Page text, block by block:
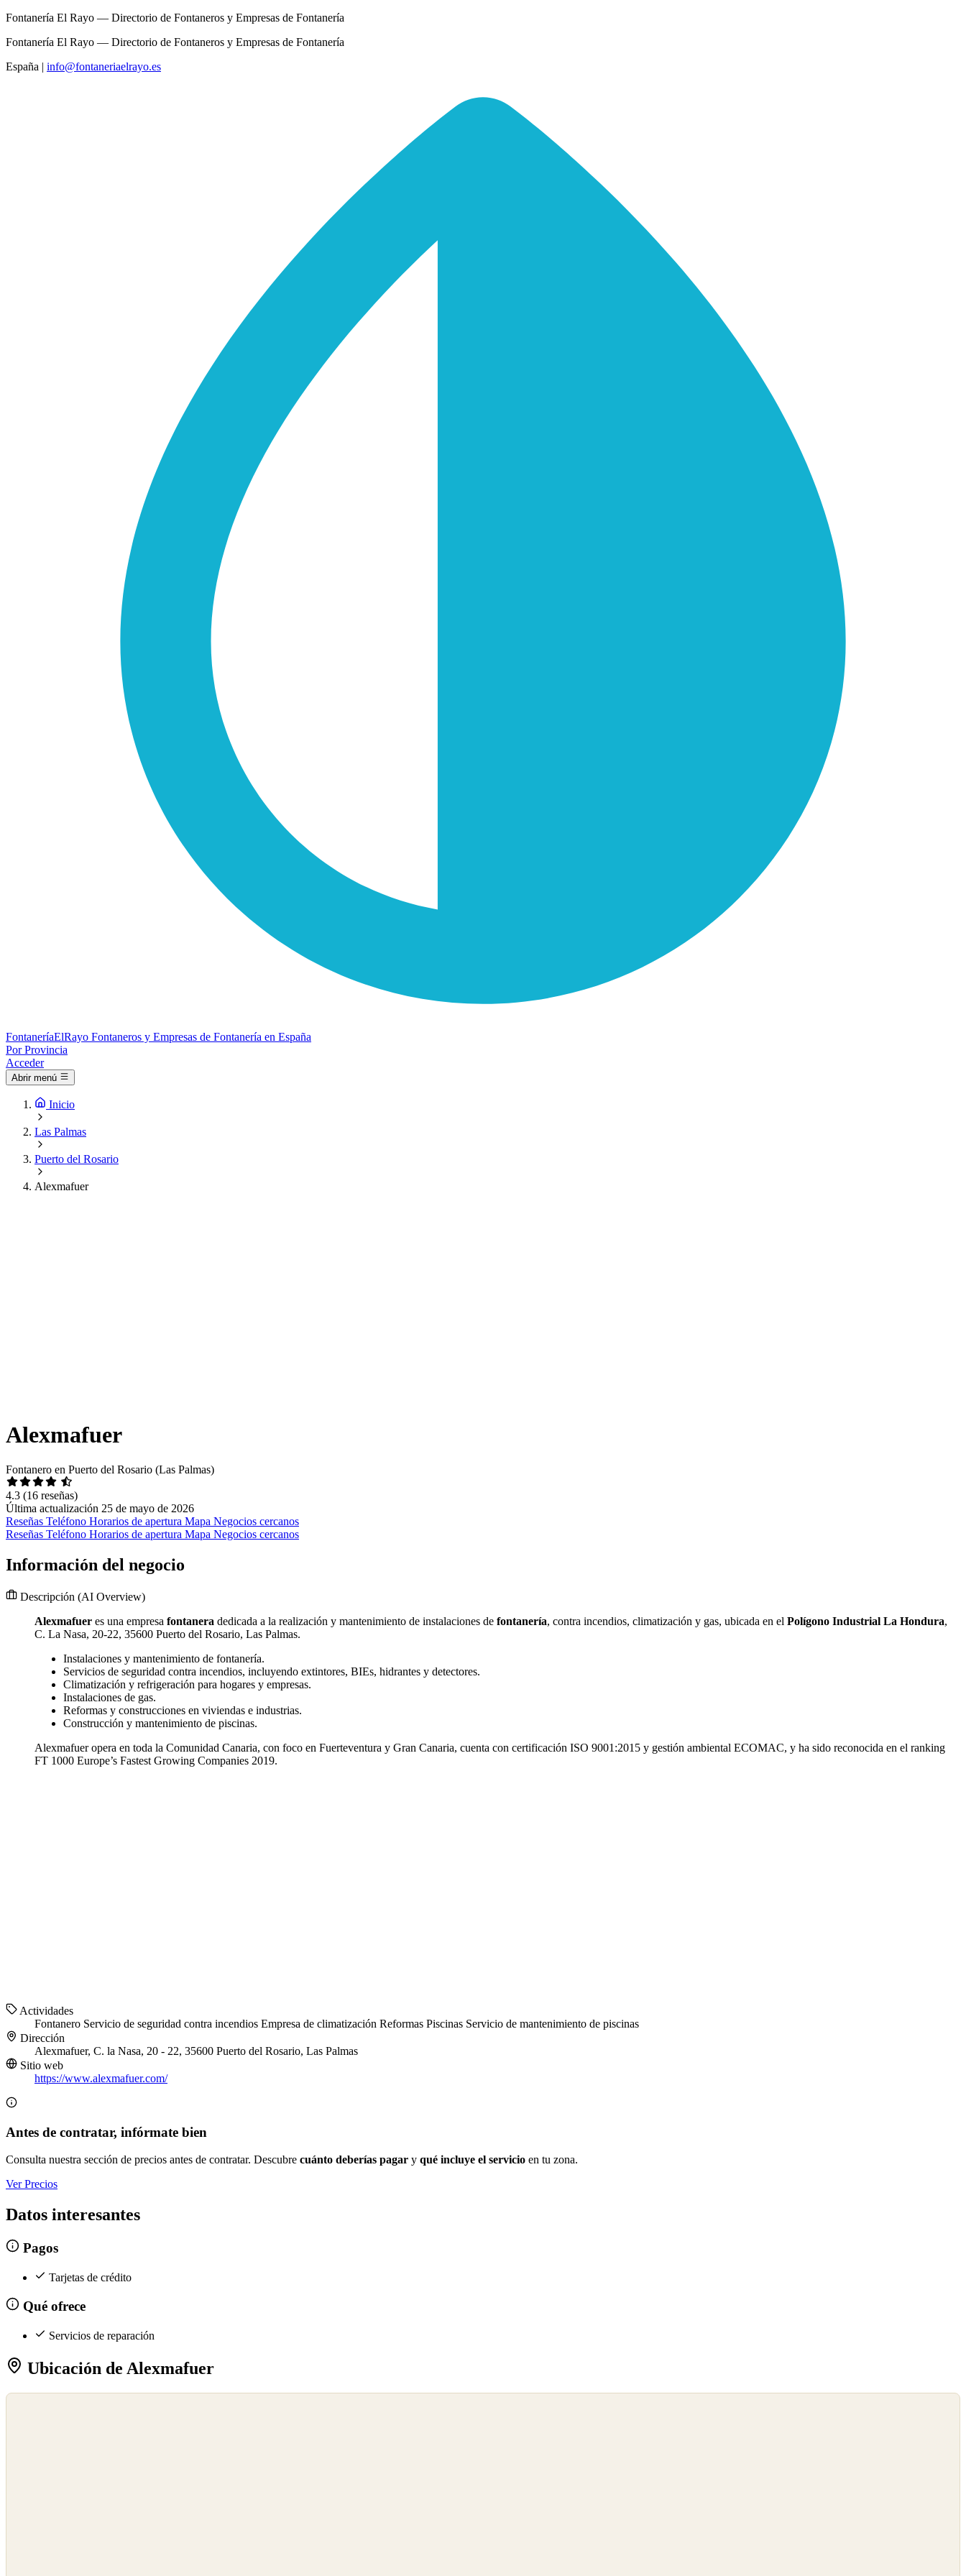
Fontanería El Rayo — Directorio de Fontaneros y Empresas de Fontanería
Fontanería El Rayo — Directorio de Fontaneros y Empresas de Fontanería
España | info@fontaneriaelrayo.es
FontaneríaElRayo Fontaneros y Empresas de Fontanería en España
Por Provincia
Acceder
Abrir menú
Inicio
Las Palmas
Puerto del Rosario
Alexmafuer
Alexmafuer
Fontanero en Puerto del Rosario (Las Palmas)
4.3 (16 reseñas)
Última actualización 25 de mayo de 2026
Reseñas Teléfono Horarios de apertura Mapa Negocios cercanos
Reseñas Teléfono Horarios de apertura Mapa Negocios cercanos
Información del negocio
Descripción (AI Overview)
Alexmafuer es una empresa fontanera dedicada a la realización y mantenimiento de instalaciones de fontanería, contra incendios, climatización y gas, ubicada en el Polígono Industrial La Hondura,
C. La Nasa, 20-22, 35600 Puerto del Rosario, Las Palmas.
Instalaciones y mantenimiento de fontanería.
Servicios de seguridad contra incendios, incluyendo extintores, BIEs, hidrantes y detectores.
Climatización y refrigeración para hogares y empresas.
Instalaciones de gas.
Reformas y construcciones en viviendas e industrias.
Construcción y mantenimiento de piscinas.
Alexmafuer opera en toda la Comunidad Canaria, con foco en Fuerteventura y Gran Canaria, cuenta con certificación ISO 9001:2015 y gestión ambiental ECOMAC, y ha sido reconocida en el ranking
FT 1000 Europe’s Fastest Growing Companies 2019.
Actividades
Fontanero Servicio de seguridad contra incendios Empresa de climatización Reformas Piscinas Servicio de mantenimiento de piscinas
Dirección
Alexmafuer, C. la Nasa, 20 - 22, 35600 Puerto del Rosario, Las Palmas
Sitio web
https://www.alexmafuer.com/
Antes de contratar, infórmate bien
Consulta nuestra sección de precios antes de contratar. Descubre cuánto deberías pagar y qué incluye el servicio en tu zona.
Ver Precios
Datos interesantes
Pagos
Tarjetas de crédito
Qué ofrece
Servicios de reparación
Ubicación de Alexmafuer